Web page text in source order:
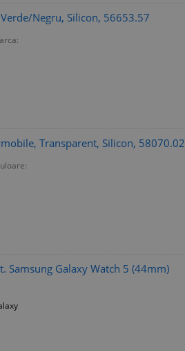
Negru, Silicon, 56653.57
Transparent, Silicon, 58070.02
Samsung Galaxy Watch 5 (44mm)